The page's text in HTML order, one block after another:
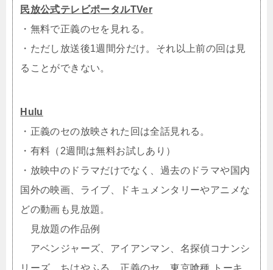
民放公式テレビポータルTVer
・無料で正義のセを見れる。
・ただし放送後1週間分だけ。それ以上前の回は見
ることができない。
Hulu
・正義のセの放映された回は全話見れる。
・有料（2週間は無料お試しあり）
・放映中のドラマだけでなく、過去のドラマや国内
国外の映画、ライブ、ドキュメンタリーやアニメな
どの動画も見放題。
見放題の作品例
アベンジャーズ、アイアンマン、名探偵コナンシ
リーズ、ちはやふる、正義のセ、東京喰種 トーキ